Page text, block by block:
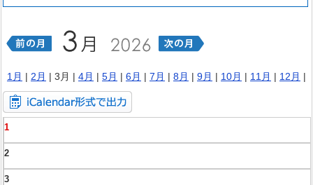
1月 | 2月 | 3月 | 4月 | 5月 | 6月 | 7月 | 8月 | 9月 | 10月 | 11月 | 12月 |
1
2
3